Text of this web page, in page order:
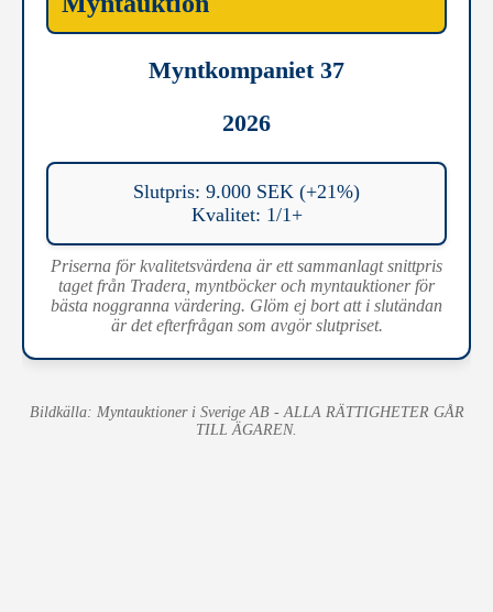
Myntkompaniet 37
2026
Slutpris: 9.000 SEK (+21%)
Kvalitet: 1/1+
Priserna för kvalitetsvärdena är ett sammanlagt snittpris
taget från Tradera, myntböcker och myntauktioner för
bästa noggranna värdering. Glöm ej bort att i slutändan
är det efterfrågan som avgör slutpriset.
Bildkälla: Myntauktioner i Sverige AB - ALLA RÄTTIGHETER GÅR
TILL ÄGAREN.